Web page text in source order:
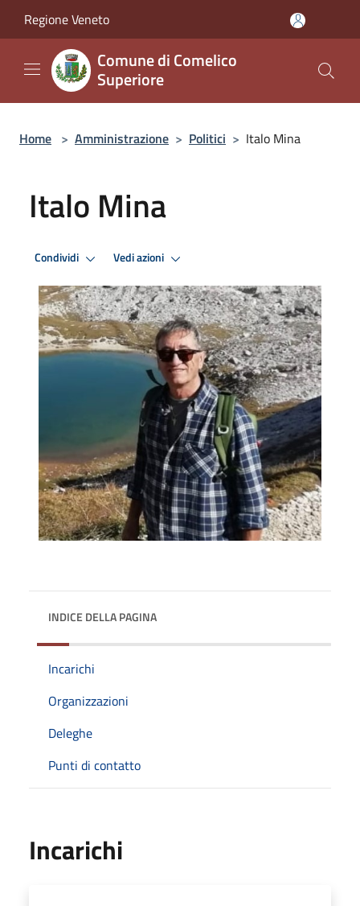
Regione Veneto
Comune di Comelico
Superiore
Home > Amministrazione > Politici > Italo Mina
Italo Mina
Condividi Vedi azioni
INDICE DELLA PAGINA
Incarichi
Organizzazioni
Deleghe
Punti di contatto
Incarichi